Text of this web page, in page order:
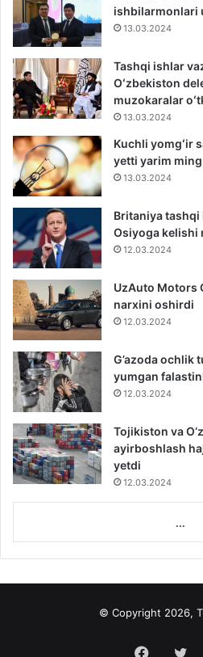
ishbilarmonlari
13.03.2024
Tashqi ishlar
Oʻzbekiston
muzokaralar
13.03.2024
Kuchli yomgʻir
yetti yarim
13.03.2024
Britaniya
Osiyoga kelishi
12.03.2024
UzAuto Motors
narxini oshirdi
12.03.2024
G’azoda ochlik
yumgan
12.03.2024
Tojikiston va
ayirboshlash
yetdi
12.03.2024
...
© Copyright 2026,